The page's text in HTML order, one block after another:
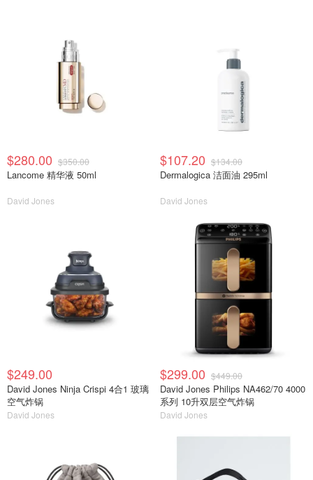
$280.00 $350.00
Lancome 精华液 50ml
David Jones
$107.20 $134.00
Dermalogica 洁面油 295ml
David Jones
$249.00
David Jones Ninja Crispi 4合1 玻璃
空气炸锅
David Jones
$299.00 $449.00
David Jones Philips NA462/70 4000
系列 10升双层空气炸锅
David Jones